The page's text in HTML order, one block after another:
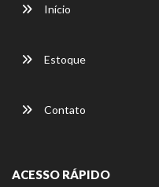
Início
Estoque
Contato
ACESSO RÁPIDO